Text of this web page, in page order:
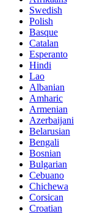
Swedish
Polish
Basque
Catalan
Esperanto
Hindi
Lao
Albanian
Amharic
Armenian
Azerbaijani
Belarusian
Bengali
Bosnian
Bulgarian
Cebuano
Chichewa
Corsican
Croatian